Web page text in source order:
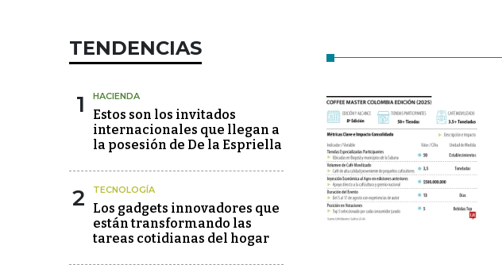
TENDENCIAS
1 HACIENDA
Estos son los invitados
internacionales que llegan a
la posesión de De la Espriella
2 TECNOLOGÍA
Los gadgets innovadores que
están transformando las
tareas cotidianas del hogar